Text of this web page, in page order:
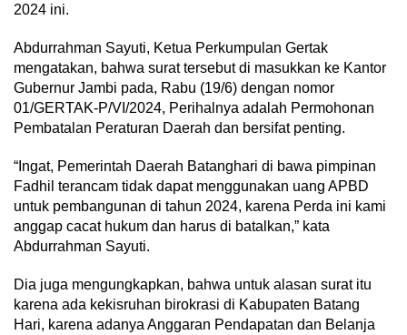
2024 ini.
Abdurrahman Sayuti, Ketua Perkumpulan Gertak
mengatakan, bahwa surat tersebut di masukkan ke Kantor
Gubernur Jambi pada, Rabu (19/6) dengan nomor
01/GERTAK-P/VI/2024, Perihalnya adalah Permohonan
Pembatalan Peraturan Daerah dan bersifat penting.
“Ingat, Pemerintah Daerah Batanghari di bawa pimpinan
Fadhil terancam tidak dapat menggunakan uang APBD
untuk pembangunan di tahun 2024, karena Perda ini kami
anggap cacat hukum dan harus di batalkan,” kata
Abdurrahman Sayuti.
Dia juga mengungkapkan, bahwa untuk alasan surat itu
karena ada kekisruhan birokrasi di Kabupaten Batang
Hari, karena adanya Anggaran Pendapatan dan Belanja